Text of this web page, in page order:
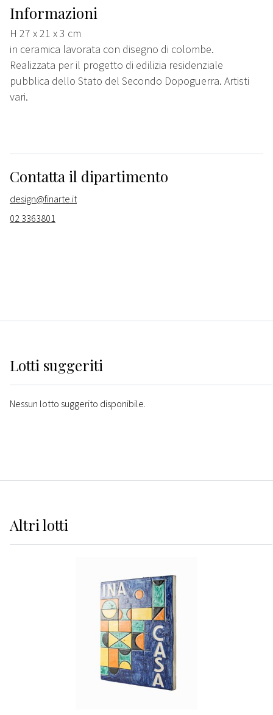
Informazioni
H 27 x 21 x 3 cm
in ceramica lavorata con disegno di colombe.
Realizzata per il progetto di edilizia residenziale
pubblica dello Stato del Secondo Dopoguerra. Artisti
vari.
Contatta il dipartimento
design@finarte.it
02 3363801
Lotti suggeriti
Nessun lotto suggerito disponibile.
Altrilotti